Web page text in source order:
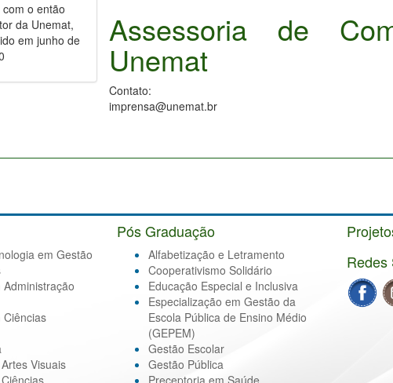
o então
da Unemat,
em junho de
Assessoria de
Unemat
Contato:
imprensa@unemat.br
em Gestão
Ciências
Visuais
Pós Graduação
Alfabetização e Letramento
Cooperativismo Solidário
Educação Especial e Inclusiva
Especialização em Gestão da
Escola Pública de Ensino Médio
(GEPEM)
Gestão Escolar
Gestão Pública
Redes